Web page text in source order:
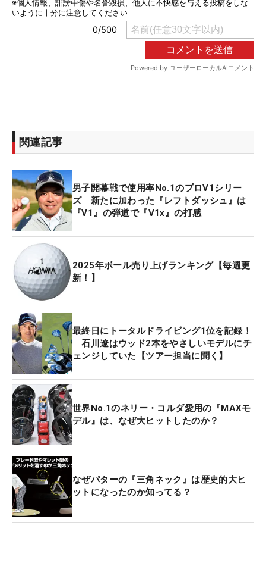
関連記事
男子開幕戦で使用率No.1のプロV1シリー
ズ 新たに加わった『レフトダッシュ』は
『V1』の弾道で『V1x』の打感
2025年ボール売り上げランキング【毎週更
新！】
最終日にトータルドライビング1位を記録！
石川遼はウッド2本をやさしいモデルにチ
ェンジしていた【ツアー担当に聞く】
世界No.1のネリー・コルダ愛用の『MAXモ
デル』は、なぜ大ヒットしたのか？
なぜパターの『三角ネック』は歴史的大ヒ
ットになったのか知ってる？